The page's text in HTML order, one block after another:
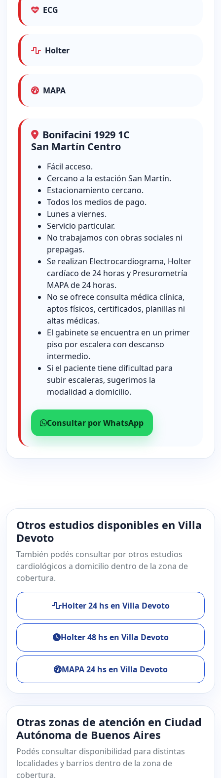
ECG
Holter
MAPA
Bonifacini 1929 1C
San Martín Centro
Fácil acceso.
Cercano a la estación San Martín.
Estacionamiento cercano.
Todos los medios de pago.
Lunes a viernes.
Servicio particular.
No trabajamos con obras sociales ni
prepagas.
Se realizan Electrocardiograma, Holter
cardíaco de 24 horas y Presurometría
MAPA de 24 horas.
No se ofrece consulta médica clínica,
aptos físicos, certificados, planillas ni
altas médicas.
El gabinete se encuentra en un primer
piso por escalera con descanso
intermedio.
Si el paciente tiene dificultad para
subir escaleras, sugerimos la
modalidad a domicilio.
Consultar por WhatsApp
Otros estudios disponibles en Villa
Devoto
También podés consultar por otros estudios
cardiológicos a domicilio dentro de la zona de
cobertura.
Holter 24 hs en Villa Devoto
Holter 48 hs en Villa Devoto
MAPA 24 hs en Villa Devoto
Otras zonas de atención en Ciudad
Autónoma de Buenos Aires
Podés consultar disponibilidad para distintas
localidades y barrios dentro de la zona de
cobertura.